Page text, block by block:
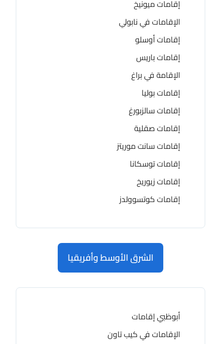
إقامات ميونيخ
الإقامات في نابولي
إقامات أوسلو
إقامات باريس
الإقامة في براغ
إقامات بوليا
إقامات سالزبورغ
إقامات صقلية
إقامات سانت موريتز
إقامات توسكانا
إقامات زيوريخ
إقامات كوتسوولدز
الشرق الأوسط وأفريقيا
أبوظبي إقامات
الإقامات في كيب تاون